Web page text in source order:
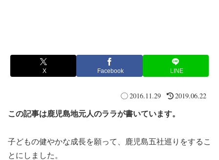
X Facebook LINE
2016.11.29 2019.06.22
この記事は鹿児島地元人のララが書いています。
子どもの健やかな成長を願って、鹿児島五社巡りをするこ
とにしました。